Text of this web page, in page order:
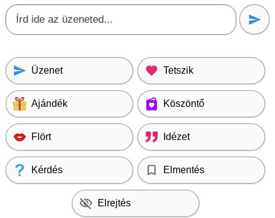
Üzenet Tetszik
Ajándék Köszöntő
Flört Idézet
Kérdés Elmentés
Elrejtés